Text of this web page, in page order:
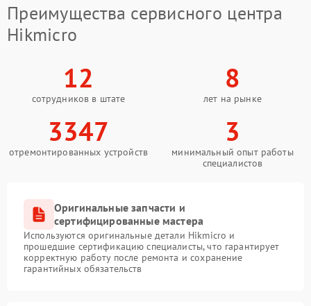
Преимущества сервисного центра
Hikmicro
12
сотрудников в штате
8
лет на рынке
3347
отремонтированных устройств
3
минимальный опыт работы
специалистов
Оригинальные запчасти и
сертифицированные мастера
Используются оригинальные детали Hikmicro и
прошедшие сертификацию специалисты, что гарантирует
корректную работу после ремонта и сохранение
гарантийных обязательств